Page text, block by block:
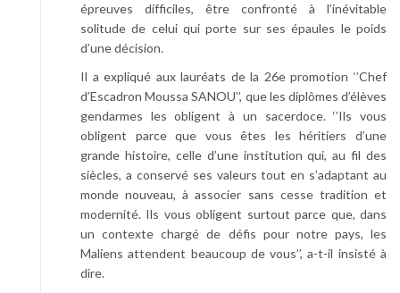
épreuves difficiles, être confronté à l’inévitable
solitude de celui qui porte sur ses épaules le poids
d’une décision.
Il a expliqué aux lauréats de la 26e promotion ‘’Chef
d’Escadron Moussa SANOU’’, que les diplômes d’élèves
gendarmes les obligent à un sacerdoce. ‘’Ils vous
obligent parce que vous êtes les héritiers d’une
grande histoire, celle d’une institution qui, au fil des
siècles, a conservé ses valeurs tout en s’adaptant au
monde nouveau, à associer sans cesse tradition et
modernité. Ils vous obligent surtout parce que, dans
un contexte chargé de défis pour notre pays, les
Maliens attendent beaucoup de vous’’, a-t-il insisté à
dire.